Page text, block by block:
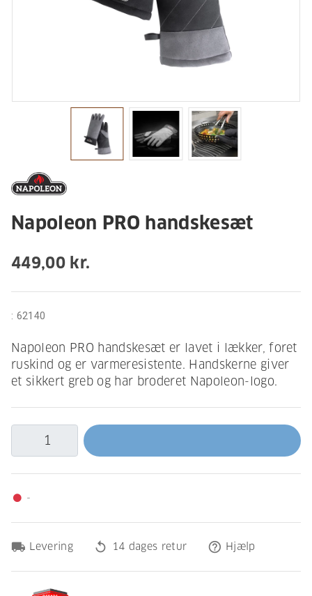
Napoleon PRO handskesæt
449,00 kr.
: 62140
Napoleon PRO handskesæt er lavet i lækker, foret
ruskind og er varmeresistente. Handskerne giver
et sikkert greb og har broderet Napoleon-logo.
fiber_manual_record -
local_shipping Levering replay 14 dages retur help_outline Hjælp